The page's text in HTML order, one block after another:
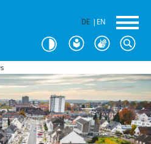
DE EN